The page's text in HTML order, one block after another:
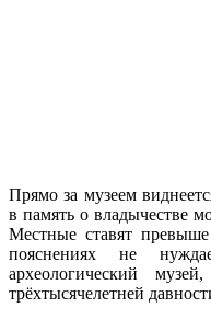
Прямо за музеем
в память о владычестве
Местные ставят
пояснениях не
археологический
трёхтысячелетней